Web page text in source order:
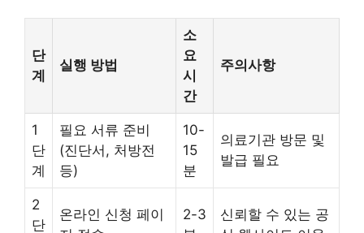
단
계
실행 방법
소
요
시
간
주의사항
1
단
계
필요 서류 준비
(진단서, 처방전
등)
10-
15
분
의료기관 방문 및
발급 필요
2
단
온라인 신청 페이
2-3
신뢰할 수 있는 공